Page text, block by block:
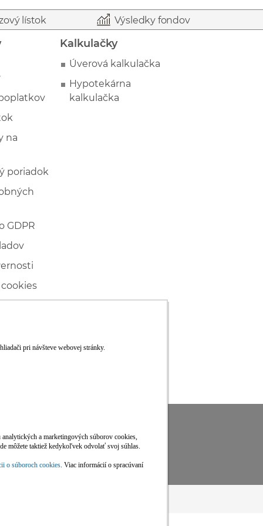
lístok Výsledky fondov
na
poriadok
GDPR
Kalkulačky
Úverová kalkulačka
Hypotekárna
kalkulačka
Viac informácií